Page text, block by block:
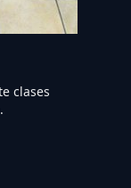
clases